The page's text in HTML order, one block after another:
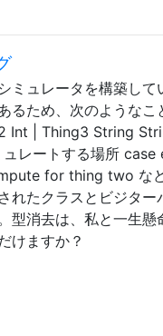
ミュレータを構築して
るため、次のような
Int | Thing3 String
レートする場所 case
for thing two な
れたクラスとビジタ
型消去は、私と一生
けますか？